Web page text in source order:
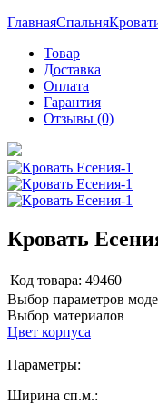
ГлавнаяСпальня
Товар
Доставка
Оплата
Гарантия
Отзывы (0)
Кровать
Код товара: 49460
Выбор параметров
Выбор материалов
Цвет корпуса
Параметры:
Ширина сп.м.: